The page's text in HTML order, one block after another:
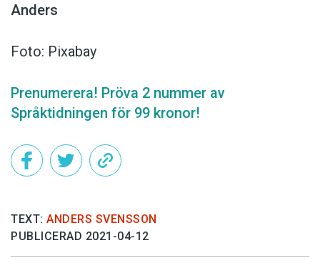
Anders
Foto: Pixabay
Prenumerera! Pröva 2 nummer av
Språktidningen för 99 kronor!
TEXT: ANDERS SVENSSON
PUBLICERAD 2021-04-12